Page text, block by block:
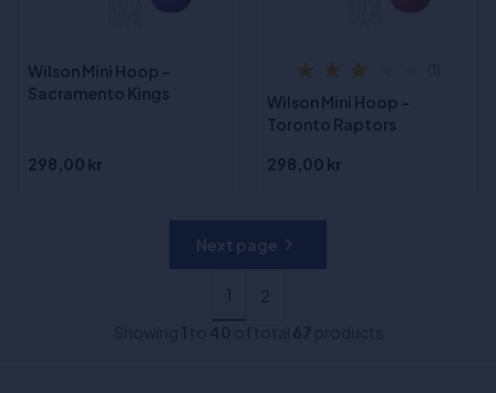
Wilson Mini Hoop -
Sacramento Kings
298,00 kr
Wilson Mini Hoop -
Toronto Raptors
298,00 kr
1
2